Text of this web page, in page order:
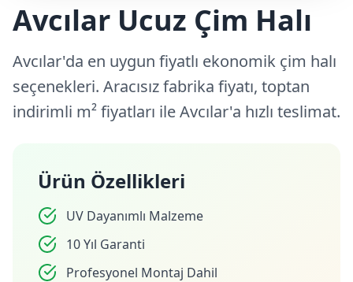
Avcılar Ucuz Çim Halı
Avcılar'da en uygun fiyatlı ekonomik çim halı
seçenekleri. Aracısız fabrika fiyatı, toptan
indirimli m² fiyatları ile Avcılar'a hızlı teslimat.
Ürün Özellikleri
UV Dayanımlı Malzeme
10 Yıl Garanti
Profesyonel Montaj Dahil